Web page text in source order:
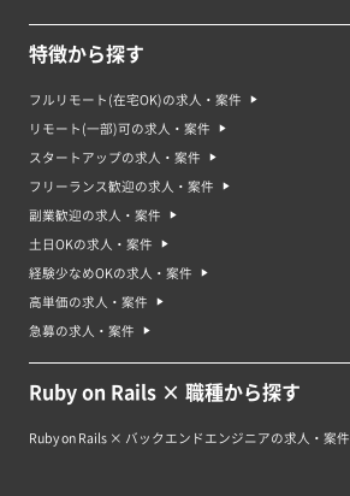
特徴から探す
フルリモート(在宅OK)の求人・案件
リモート(一部)可の求人・案件
スタートアップの求人・案件
フリーランス歓迎の求人・案件
副業歓迎の求人・案件
土日OKの求人・案件
経験少なめOKの求人・案件
高単価の求人・案件
急募の求人・案件
Ruby on Rails × 職種から探す
Ruby on Rails × バックエンドエンジニアの求人・案件